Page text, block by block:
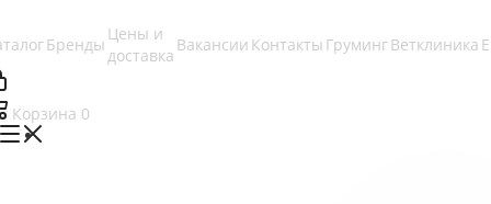
Бренды
Цены и
доставка
Вакансии Контакты ГрумингВетклиника
Корзина 0